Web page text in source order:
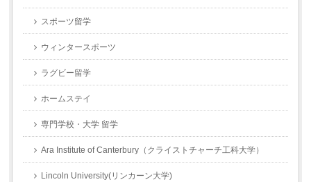
スポーツ留学
ウィンタースポーツ
ラグビー留学
ホームステイ
専門学校・大学 留学
Ara Institute of Canterbury（クライストチャーチ工科大学）
Lincoln University(リンカーン大学)